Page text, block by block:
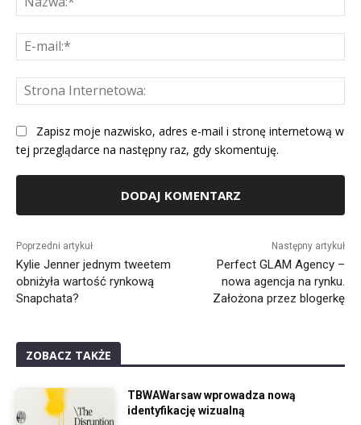
Zapisz moje nazwisko, adres e-mail i stronę internetową w
tej przeglądarce na następny raz, gdy skomentuję.
Poprzedni artykuł
Kylie Jenner jednym tweetem
obniżyła wartość rynkową
Snapchata?
Następny artykuł
Perfect GLAM Agency –
nowa agencja na rynku.
Założona przez blogerkę
ZOBACZ TAKŻE
TBWAWarsaw wprowadza nową
identyfikację wizualną